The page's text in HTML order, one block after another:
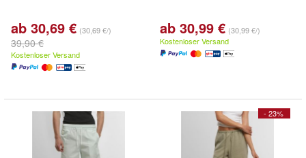
ab 30,69 € (30,69 €/)
39,90 €
Kostenloser Versand
ab 30,99 € (30,99 €/)
Kostenloser Versand
- 23%